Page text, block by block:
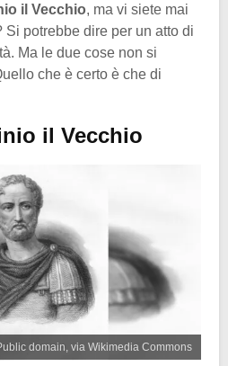
il Vecchio, ma vi siete mai
potrebbe dire per un atto di
Ma le due cose non si
che è certo è che di
il Vecchio
domain, via Wikimedia Commons